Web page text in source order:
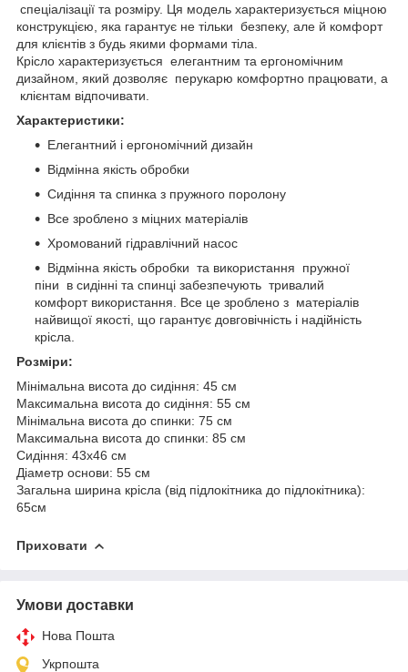
спеціалізації та розміру. Ця модель характеризується міцною
конструкцією, яка гарантує не тільки безпеку, але й комфорт
для клієнтів з будь якими формами тіла.
Крісло характеризується елегантним та ергономічним
дизайном, який дозволяє перукарю комфортно працювати, а
клієнтам відпочивати.
Характеристики:
Елегантний і ергономічний дизайн
Відмінна якість обробки
Сидіння та спинка з пружного поролону
Все зроблено з міцних матеріалів
Хромований гідравлічний насос
Відмінна якість обробки та використання пружної
піни в сидінні та спинці забезпечують тривалий
комфорт використання. Все це зроблено з матеріалів
найвищої якості, що гарантує довговічність і надійність
крісла.
Розміри:
Мінімальна висота до сидіння: 45 см
Максимальна висота до сидіння: 55 см
Мінімальна висота до спинки: 75 см
Максимальна висота до спинки: 85 см
Сидіння: 43х46 см
Діаметр основи: 55 см
Загальна ширина крісла (від підлокітника до підлокітника):
65см
Приховати
Умови доставки
Нова Пошта
Укрпошта